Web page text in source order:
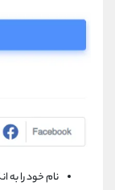
نام خود را به